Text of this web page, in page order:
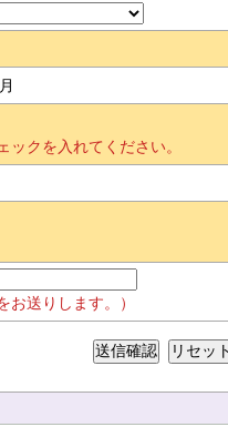
クを入れてください。
お送りします。）